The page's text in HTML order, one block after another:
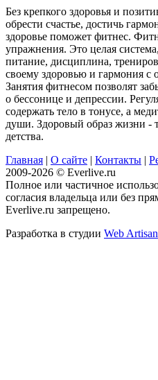
Без крепкого здоровья и
обрести счастье, достичь
здоровье поможет фитнес.
упражнения. Это целая
питание, дисциплина,
своему здоровью и гармония
Занятия фитнесом позволят
о бессонице и депрессии.
содержать тело в тонусе, а
души. Здоровый образ жизни -
детства.
Главная
О сайте Контакты
2009-2026 © Everlive.ru
Полное или частичное
согласия владельца или без
Everlive.ru запрещено.
Разработка в студии Web Artisan